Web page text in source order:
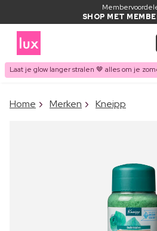
SHOP MET
Laat je glow langer stralen 🤎 alles om je
ITEM TOEGEVOEGD
Vaak samen
Home Merken Kneipp